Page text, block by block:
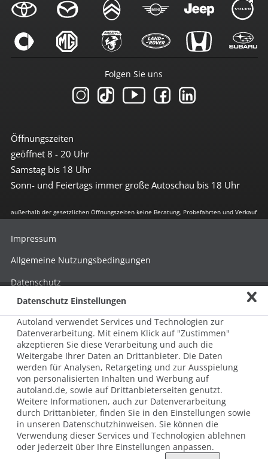
Öffnungszeiten
geöffnet 8 - 20 Uhr
Samstag bis 18 Uhr
Sonn- und Feiertags immer große Autoschau bis 18 Uhr
Folgen Sie uns
außerhalb der gesetzlichen Öffnungszeiten keine Beratung, Probefahrten und Verkauf
© 2026 AUTOLAND 24 SE & Co. Betriebs KG
Werner-von-Siemens-Str. 2, 06796 Brehna, Deutschland
Impressum
Allgemeine Nutzungsbedingungen
Datenschutz
Hinweisgebersystem nach HinSchG
Beschwerde nach LkSG
Grundsatzerklärung zum LkSG
Datenschutz Einstellungen
Autoland verwendet Services und Technologien zur
Datenverarbeitung. Mit einem Klick auf "Zustimmen"
akzeptieren Sie diese Verarbeitung und auch die
Weitergabe Ihrer Daten an Drittanbieter. Die Daten
werden für Analysen, Retargeting und zur Ausspielung
von personalisierten Inhalten und Werbung auf
autoland.de, sowie auf Drittanbieterseiten genutzt.
Weitere Informationen, auch zur Datenverarbeitung
durch Drittanbieter, finden Sie in den Einstellungen sowie
in unseren Datenschutzhinweisen. Sie können die
Verwendung dieser Services und Technologien ablehnen
oder jederzeit über Ihre Einstellungen anpassen.